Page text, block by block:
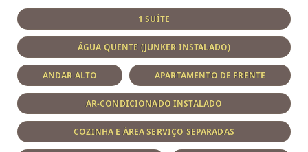
1 SUÍTE
ÁGUA QUENTE (JUNKER INSTALADO)
ANDAR ALTO APARTAMENTO DE FRENTE
AR-CONDICIONADO INSTALADO
COZINHA E ÁREA SERVIÇO SEPARADAS